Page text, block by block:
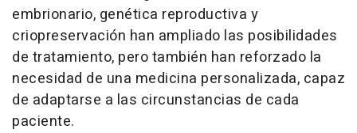
embrionario, genética reproductiva y
criopreservación han ampliado las posibilidades
de tratamiento, pero también han reforzado la
necesidad de una medicina personalizada, capaz
de adaptarse a las circunstancias de cada
paciente.